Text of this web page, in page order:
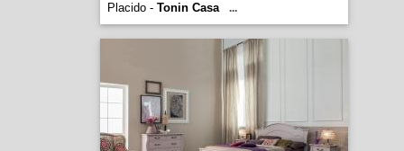
Placido - Tonin Casa ...